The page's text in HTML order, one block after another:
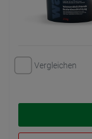
Vergleichen